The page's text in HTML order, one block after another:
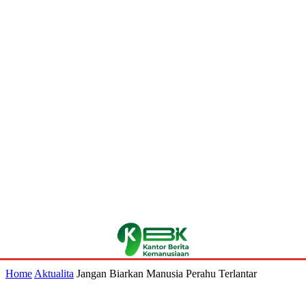
Home Aktualita Jangan Biarkan Manusia Perahu Terlantar